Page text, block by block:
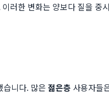
러한 변화는 양보다 질을 중
습니다. 많은 젊은층 사용자들